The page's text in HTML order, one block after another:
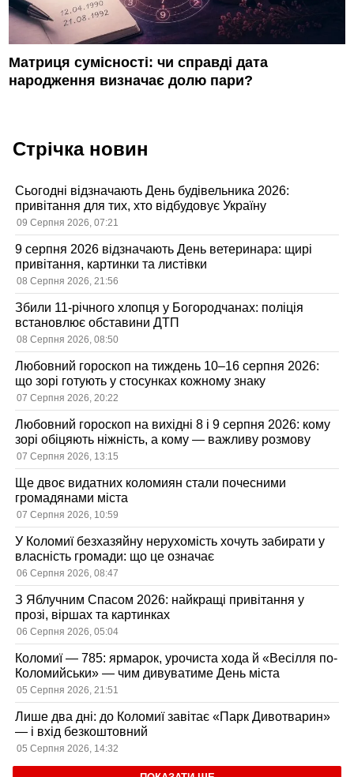
Матриця сумісності: чи справді дата
народження визначає долю пари?
Стрічка новин
Сьогодні відзначають День будівельника 2026:
привітання для тих, хто відбудовує Україну
09 Серпня 2026, 07:21
9 серпня 2026 відзначають День ветеринара: щирі
привітання, картинки та листівки
08 Серпня 2026, 21:56
Збили 11-річного хлопця у Богородчанах: поліція
встановлює обставини ДТП
08 Серпня 2026, 08:50
Любовний гороскоп на тиждень 10–16 серпня 2026:
що зорі готують у стосунках кожному знаку
07 Серпня 2026, 20:22
Любовний гороскоп на вихідні 8 і 9 серпня 2026: кому
зорі обіцяють ніжність, а кому — важливу розмову
07 Серпня 2026, 13:15
Ще двоє видатних коломиян стали почесними
громадянами міста
07 Серпня 2026, 10:59
У Коломиї безхазяйну нерухомість хочуть забирати у
власність громади: що це означає
06 Серпня 2026, 08:47
З Яблучним Спасом 2026: найкращі привітання у
прозі, віршах та картинках
06 Серпня 2026, 05:04
Коломиї — 785: ярмарок, урочиста хода й «Весілля по-
Коломийськи» — чим дивуватиме День міста
05 Серпня 2026, 21:51
Лише два дні: до Коломиї завітає «Парк Дивотварин»
— і вхід безкоштовний
05 Серпня 2026, 14:32